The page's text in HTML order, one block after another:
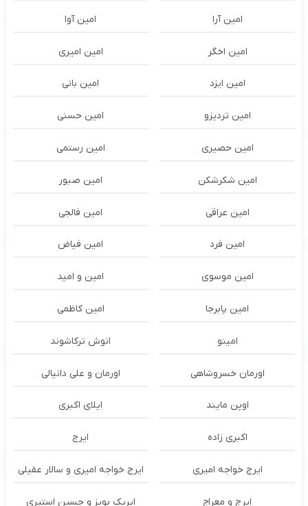
امین آرا امین آوا
امین اخگر امین امیری
امین ایزد امین بانی
امین تردیزو امین حسنی
امین حصیری امین رستمی
امین شکرشکن امین صبور
امین عراقی امین فالجی
امین فرد امین فیاض
امین موسوی امین و امید
امین پابرجا امین کاظمی
امینو انوش ترکاشوند
اورمان خسروشاهی اورمان و علی دانیالی
اوپن مایند ايلاى اكبرى
اکبری زاده ایرج
ایرج خواجه امیری ایرج خواجه امیری و سالار عقیلی
ایرج و معراج ایریک بویز و حسین استیری